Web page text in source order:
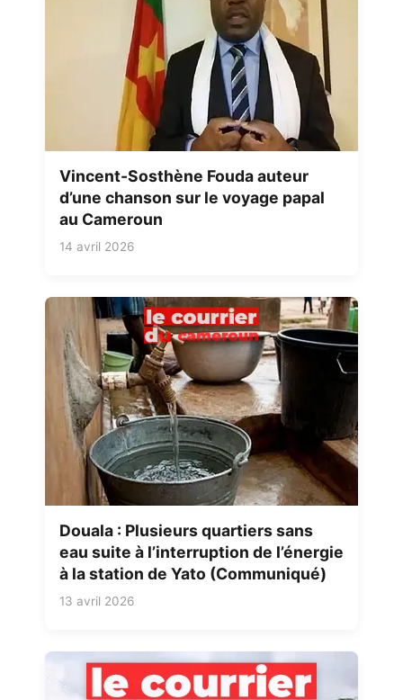
Vincent-Sosthène Fouda auteur
d’une chanson sur le voyage papal
au Cameroun
14 avril 2026
Douala : Plusieurs quartiers sans
eau suite à l’interruption de l’énergie
à la station de Yato (Communiqué)
13 avril 2026